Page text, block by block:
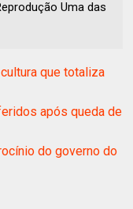
Uma das
que totaliza
após queda de
do governo do